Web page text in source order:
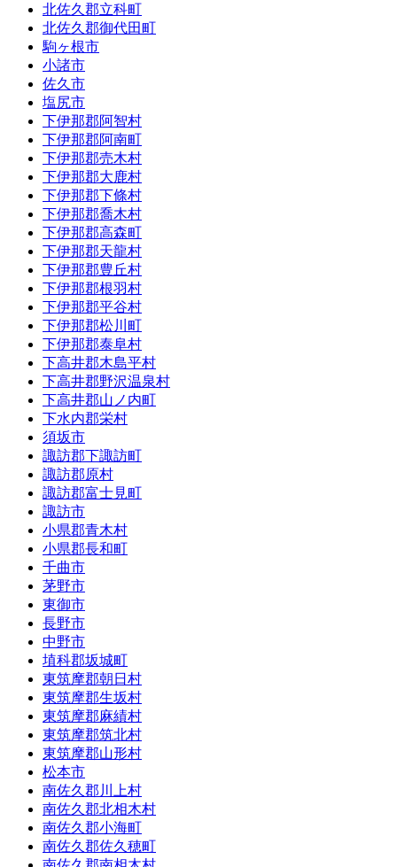
北佐久郡立科町
北佐久郡御代田町
駒ヶ根市
小諸市
佐久市
塩尻市
下伊那郡阿智村
下伊那郡阿南町
下伊那郡売木村
下伊那郡大鹿村
下伊那郡下條村
下伊那郡喬木村
下伊那郡高森町
下伊那郡天龍村
下伊那郡豊丘村
下伊那郡根羽村
下伊那郡平谷村
下伊那郡松川町
下伊那郡泰阜村
下高井郡木島平村
下高井郡野沢温泉村
下高井郡山ノ内町
下水内郡栄村
須坂市
諏訪郡下諏訪町
諏訪郡原村
諏訪郡富士見町
諏訪市
小県郡青木村
小県郡長和町
千曲市
茅野市
東御市
長野市
中野市
埴科郡坂城町
東筑摩郡朝日村
東筑摩郡生坂村
東筑摩郡麻績村
東筑摩郡筑北村
東筑摩郡山形村
松本市
南佐久郡川上村
南佐久郡北相木村
南佐久郡小海町
南佐久郡佐久穂町